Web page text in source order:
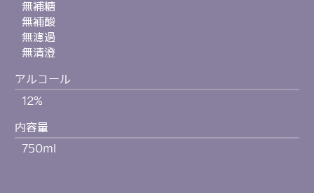
無補糖
無補酸
無濾過
無清澄
アルコール
12%
内容量
750ml